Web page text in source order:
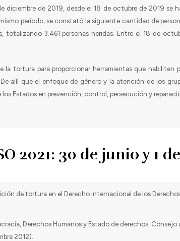
de 2019, desde el 18 de octubre de 2019 se
período, se constató la siguiente cantidad de
3.461 personas heridas. Entre el 18 de
tortura para proporcionar herramientas que habiliten
allí que el enfoque de género y la atención de los
Estados en prevención, control, persecución y
2021: 30 de junio y 1
de tortura en el Derecho Internacional de los
Derechos Humanos y Estado de derechos.
2012).